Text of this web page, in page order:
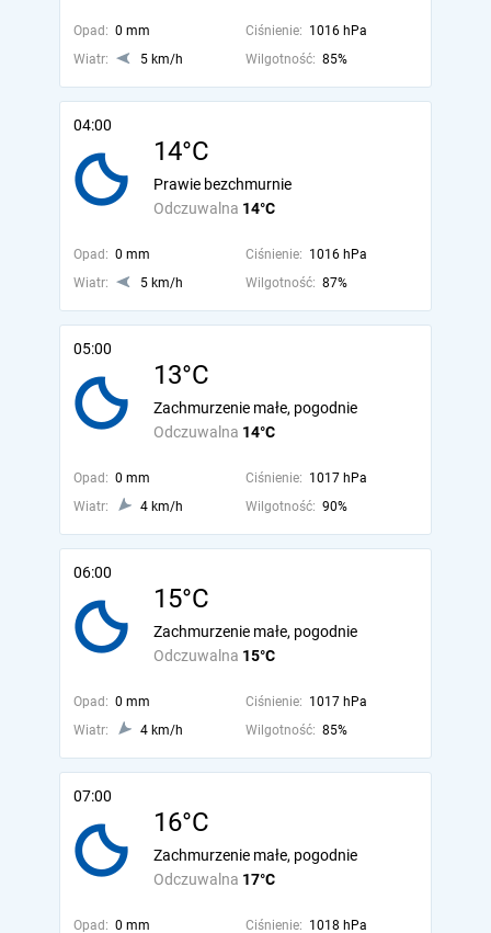
Opad: 0 mm Ciśnienie: 1016 hPa
Wiatr:
5 km/h Wilgotność: 85%
04:00
14°C
Odczuwalna 14°C
Prawie bezchmurnie
Opad: 0 mm Ciśnienie: 1016 hPa
Wiatr:
5 km/h Wilgotność: 87%
05:00
13°C
Odczuwalna 14°C
Zachmurzenie małe, pogodnie
Opad: 0 mm Ciśnienie: 1017 hPa
Wiatr:
4 km/h Wilgotność: 90%
06:00
15°C
Odczuwalna 15°C
Zachmurzenie małe, pogodnie
Opad: 0 mm Ciśnienie: 1017 hPa
Wiatr:
4 km/h Wilgotność: 85%
07:00
16°C
Odczuwalna 17°C
Zachmurzenie małe, pogodnie
Opad: 0 mm Ciśnienie: 1018 hPa